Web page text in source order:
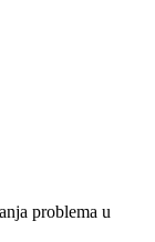
problema u